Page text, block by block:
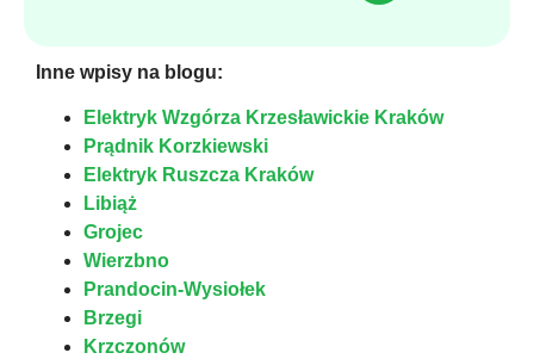
Inne wpisy na blogu:
Elektryk Wzgórza Krzesławickie Kraków
Prądnik Korzkiewski
Elektryk Ruszcza Kraków
Libiąż
Grojec
Wierzbno
Prandocin-Wysiołek
Brzegi
Krzczonów